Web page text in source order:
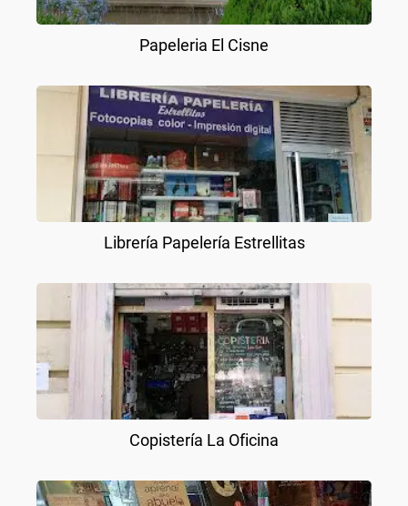
Papeleria El Cisne
Librería Papelería Estrellitas
Copistería La Oficina